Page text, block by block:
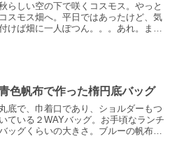
らしい空の下で咲くコスモス。やっと
コスモス畑へ。平日ではあったけど、気
けば畑に一人ぽつん。。。あれ。ま、
色帆布で作った楕円底バッグ
丸底で、巾着口であり、ショルダーもつ
いている２WAYバッグ。お手頃なランチ
ッグくらいの大きさ。ブルーの帆布と